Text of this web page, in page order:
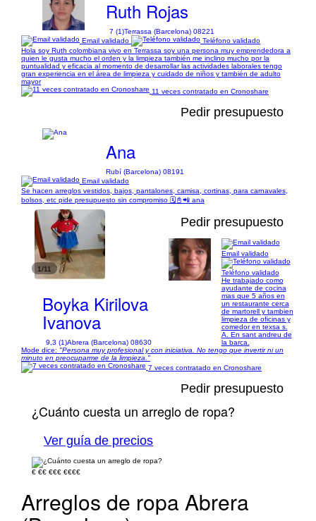
Ruth Rojas
7 (1)Terrassa (Barcelona) 08221
Email validado
Teléfono validado
Hola soy Ruth colombiana vivo en Terrassa soy una persona muy emprendedora a
quien le gusta mucho el orden y la limpieza también me inclino mucho por la
puntualidad y eficacia al momento de desarrollar las actividades laborales tengo
gran experiencia en el área de limpieza y cuidado de niños y también de adulto
mayor
11 veces contratado en Cronoshare
Pedir presupuesto
Ana
Rubí (Barcelona) 08191
Email validado
Se hacen arreglos vestidos, bajos, pantalones, camisa, cortinas, para carnavales,
bolsos, etc pide presupuesto sin compromiso 🗓️📓📲 ana
1/11
Pedir presupuesto
Boyka Kirilova
Ivanova
9,3 (1)Abrera (Barcelona) 08630
Email validado
Teléfono validado
He trabajado como
ayudante de cocina
mas que 5 años en
un restaurante cerca
de martorell y tambien
limpieza de oficinas y
comedor en texsa s.
A. En sant andreu de
la barca.
Mode dice: "Persona muy profesional y con iniciativa. No tengo que invertir ni un
minuto en preocuparme de la limpieza."
7 veces contratado en Cronoshare
Pedir presupuesto
¿Cuánto cuesta un arreglo de ropa?
Ver guía de precios
€ €€ €€€ €€€€
Arreglos de ropa Abrera